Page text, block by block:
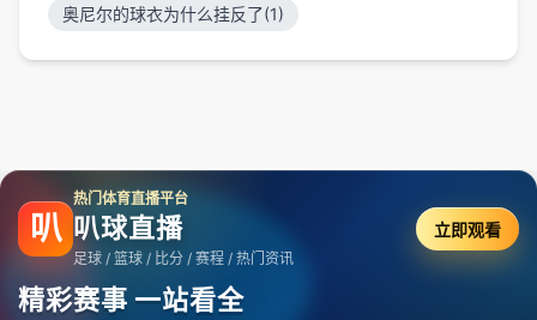
奥尼尔的球衣为什么挂反了(1)
叭
热门体育直播平台
叭球直播
足球 / 篮球 / 比分 / 赛程 / 热门资讯
精彩赛事 一站看全
立即观看